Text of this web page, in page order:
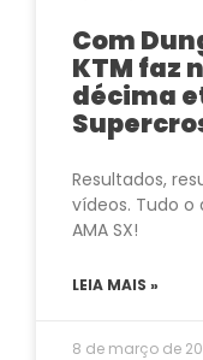
Com
KTM faz
décima
Resultados,
vídeos. Tudo
AMA SX!
LEIA MAIS »
8 de março de